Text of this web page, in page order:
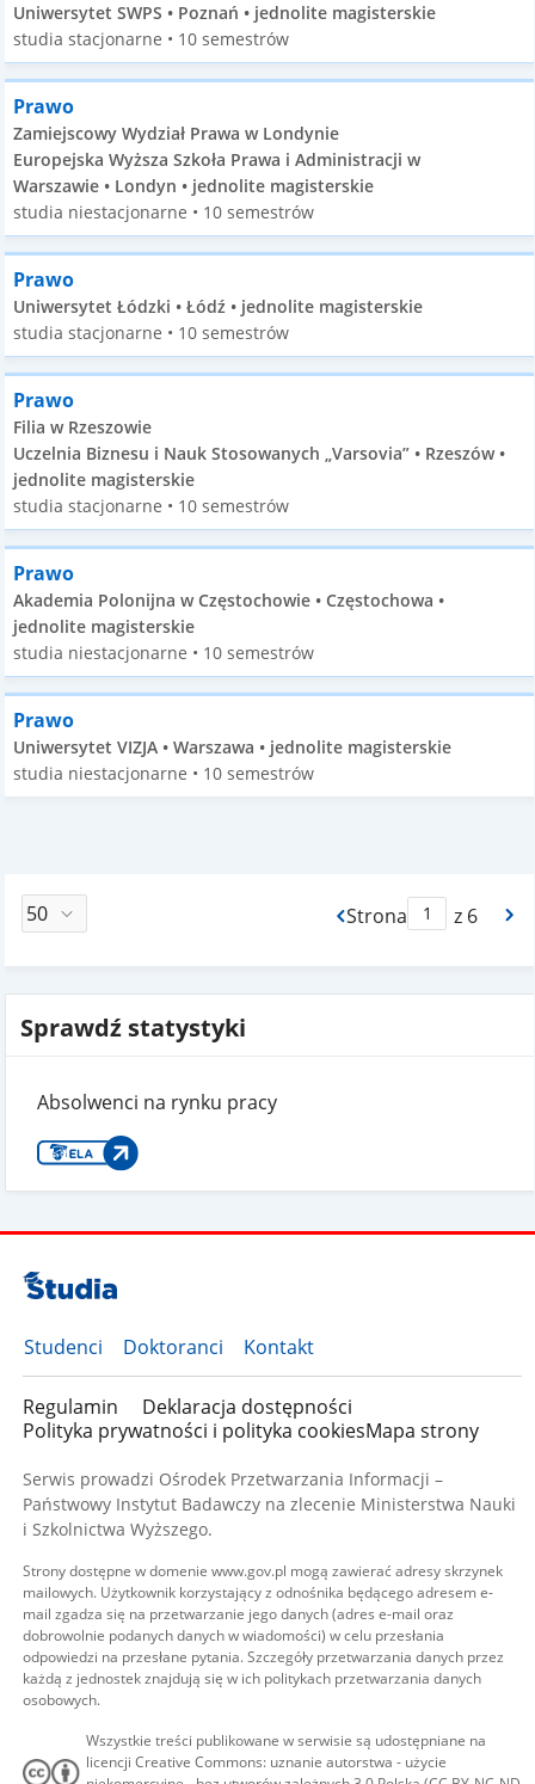
Uniwersytet SWPS • Poznań • jednolite magisterskie
studia stacjonarne • 10 semestrów
Prawo
Zamiejscowy Wydział Prawa w Londynie
Europejska Wyższa Szkoła Prawa i Administracji w
Warszawie • Londyn • jednolite magisterskie
studia niestacjonarne • 10 semestrów
Prawo
Uniwersytet Łódzki • Łódź • jednolite magisterskie
studia stacjonarne • 10 semestrów
Prawo
Filia w Rzeszowie
Uczelnia Biznesu i Nauk Stosowanych „Varsovia” • Rzeszów •
jednolite magisterskie
studia stacjonarne • 10 semestrów
Prawo
Akademia Polonijna w Częstochowie • Częstochowa •
jednolite magisterskie
studia niestacjonarne • 10 semestrów
Prawo
Uniwersytet VIZJA • Warszawa • jednolite magisterskie
studia niestacjonarne • 10 semestrów
Strona
Max Stronaz 6
Sprawdź statystyki
Absolwenci na rynku pracy
Studenci Doktoranci Kontakt
Regulamin
Deklaracja dostępności
Polityka prywatności i polityka cookiesMapa strony
Serwis prowadzi Ośrodek Przetwarzania Informacji –
Państwowy Instytut Badawczy na zlecenie Ministerstwa Nauki
i Szkolnictwa Wyższego.
Strony dostępne w domenie www.gov.pl mogą zawierać adresy skrzynek
mailowych. Użytkownik korzystający z odnośnika będącego adresem e-
mail zgadza się na przetwarzanie jego danych (adres e-mail oraz
dobrowolnie podanych danych w wiadomości) w celu przesłania
odpowiedzi na przesłane pytania. Szczegóły przetwarzania danych przez
każdą z jednostek znajdują się w ich politykach przetwarzania danych
osobowych.
Wszystkie treści publikowane w serwisie są udostępniane na
licencji Creative Commons: uznanie autorstwa - użycie